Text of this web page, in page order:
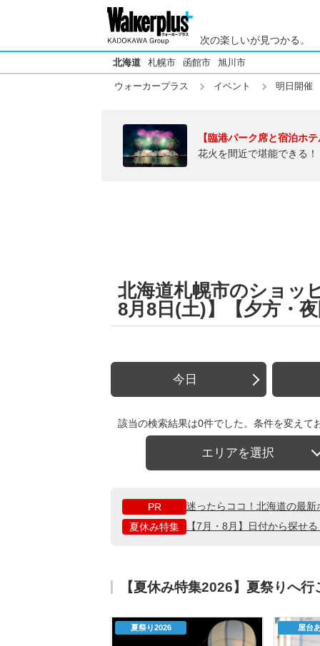
次の楽しいが見つかる。
北海道 札幌市 函館市 旭川市
ウォーカープラス イベント 明日開催
【臨港パーク席と宿泊ホ
花火を間近で堪能できる
北海道札幌市のショッ
8月8日(土)】【夕方・
今日
該当の検索結果は0件でした。条件を変えて
エリアを選択
PR
迷ったらココ！北海道の最
夏休み特集
【7月・8月】日付から探せ
【夏休み特集2026】夏祭りへ
夏祭り2026 屋台